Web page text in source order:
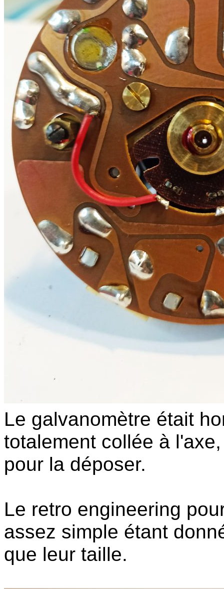
Le galvanomètre était
totalement collée à
pour la déposer.
Le retro engineering
assez simple étant
que leur taille.